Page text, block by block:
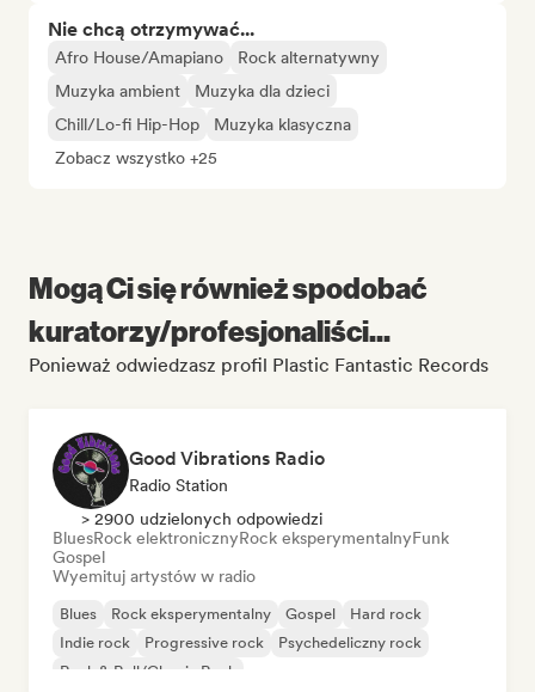
Nie chcą otrzymywać...
Afro House/Amapiano
Rock alternatywny
Muzyka ambient
Muzyka dla dzieci
Chill/Lo-fi Hip-Hop
Muzyka klasyczna
Zobacz wszystko +25
Mogą Ci się również spodobać
kuratorzy/profesjonaliści...
Ponieważ odwiedzasz profil Plastic Fantastic Records
Good Vibrations Radio
Radio Station
> 2900 udzielonych odpowiedzi
BluesRock elektronicznyRock eksperymentalnyFunk
Gospel
Wyemituj artystów w radio
Blues Rock eksperymentalny Gospel
Hard rock
Indie rock
Progressive rock
Psychedeliczny rock
Rock & Roll/Classic Rock